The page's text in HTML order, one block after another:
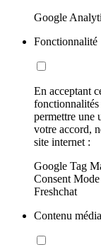
Google
Fonctionnalité
En acceptant
fonctionnalités
permettre une
votre accord,
site internet :
Google Tag
Consent
Freshchat
Contenu